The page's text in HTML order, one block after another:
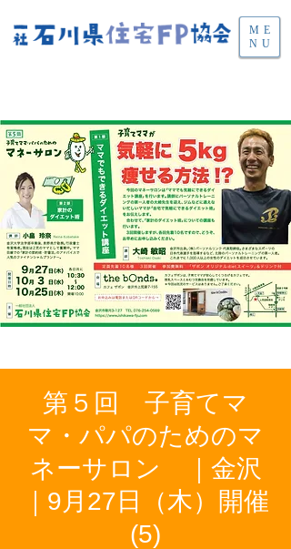
ME
NU
第５回 子育てマ
マ・パパのためのマ
ネーサロン ｜金沢
｜9月27日（木）開催
(5)